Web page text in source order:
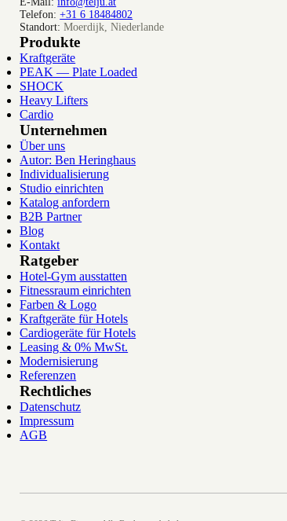
Telefon: +31 6 18484802
Standort: Moerdijk, Niederlande
Produkte
Kraftgeräte
PEAK — Plate Loaded
SHOCK
Heavy Lifters
Cardio
Unternehmen
Über uns
Autor: Ben Heringhaus
Individualisierung
Studio einrichten
Katalog anfordern
B2B Partner
Blog
Kontakt
Ratgeber
Hotel-Gym ausstatten
Fitnessraum einrichten
Farben & Logo
Kraftgeräte für Hotels
Cardiogeräte für Hotels
Leasing & 0% MwSt.
Modernisierung
Referenzen
Rechtliches
Datenschutz
Impressum
AGB